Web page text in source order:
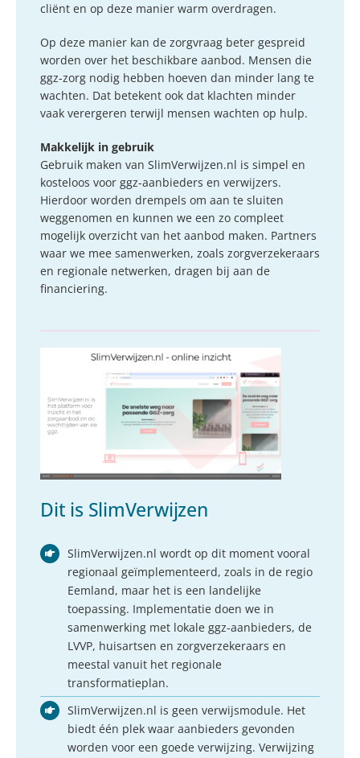
cliënt en op deze manier warm overdragen.
Op deze manier kan de zorgvraag beter gespreid
worden over het beschikbare aanbod. Mensen die
ggz-zorg nodig hebben hoeven dan minder lang te
wachten. Dat betekent ook dat klachten minder
vaak verergeren terwijl mensen wachten op hulp.
Makkelijk in gebruik
Gebruik maken van SlimVerwijzen.nl is simpel en
kosteloos voor ggz-aanbieders en verwijzers.
Hierdoor worden drempels om aan te sluiten
weggenomen en kunnen we een zo compleet
mogelijk overzicht van het aanbod maken. Partners
waar we mee samenwerken, zoals zorgverzekeraars
en regionale netwerken, dragen bij aan de
financiering.
Dit is SlimVerwijzen
SlimVerwijzen.nl wordt op dit moment vooral
regionaal geïmplementeerd, zoals in de regio
Eemland, maar het is een landelijke
toepassing. Implementatie doen we in
samenwerking met lokale ggz-aanbieders, de
LVVP, huisartsen en zorgverzekeraars en
meestal vanuit het regionale
transformatieplan.
SlimVerwijzen.nl is geen verwijsmodule. Het
biedt één plek waar aanbieders gevonden
worden voor een goede verwijzing. Verwijzing